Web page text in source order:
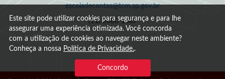
escoladecontas@tcm.sp.gov.br
(11) 5080-1387
Este site pode utilizar cookies para segurança e para lhe
assegurar uma experiência otimizada. Você concorda
com a utilização de cookies ao navegar neste ambiente?
Conheça a nossa Política de Privacidade..
Concordo